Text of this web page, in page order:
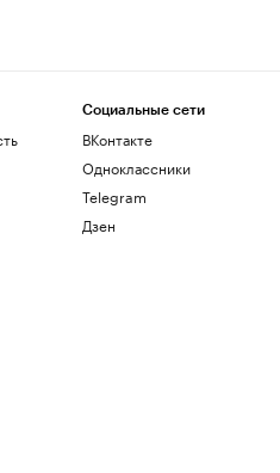
Социальные сети
ВКонтакте
Одноклассники
Telegram
Дзен